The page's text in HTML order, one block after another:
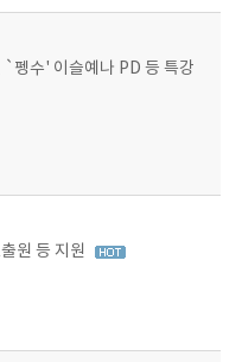
펭수' 이슬예나 PD 등 특강
원 등 지원